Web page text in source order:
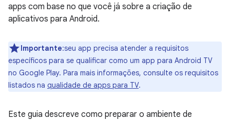
apps com base no que você já sobre a criação de
aplicativos para Android.
Importante:seu app precisa atender a requisitos
específicos para se qualificar como um app para Android TV
no Google Play. Para mais informações, consulte os requisitos
listados na qualidade de apps para TV.
Este guia descreve como preparar o ambiente de